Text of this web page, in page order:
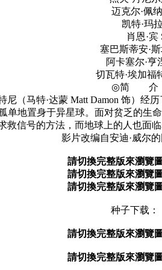
迈克尔·佩纳
凯特·玛拉
肖恩·宾
塞巴斯蒂安·斯坦
阿卡塞尔·亨涅
切瓦特·埃加福特
◎简 介
马特·达蒙 Matt Damon 饰）经
地置身于异星球。面对贫乏的生
救信号的方法，而地球上的人也面
影片改编自安迪·威尔的
請切換完整版來瀏覽
請切換完整版來瀏覽
請切換完整版來瀏覽
种子下载：
請切換完整版來瀏覽
請切換完整版來瀏覽